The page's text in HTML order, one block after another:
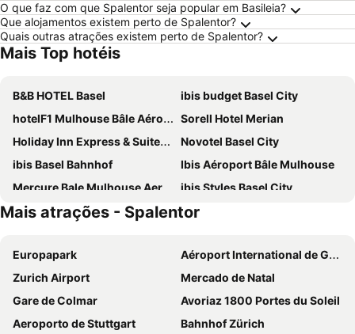
O que faz com que Spalentor seja popular em Basileia?
Que alojamentos existem perto de Spalentor?
Quais outras atrações existem perto de Spalentor?
Mais Top hotéis
B&B HOTEL Basel
ibis budget Basel City
hotelF1 Mulhouse Bâle Aéroport
Sorell Hotel Merian
Holiday Inn Express & Suites - Basel - Allschwil by IHG
Novotel Basel City
ibis Basel Bahnhof
Ibis Aéroport Bâle Mulhouse
Mercure Bale Mulhouse Aeroport
ibis Styles Basel City
Carathotel Basel/Weil am Rhein
Hotel Birsighof
Hotel Metropol Basel
Hotel Rheinfelderhof
Central City Hotel Rochat
easyHotel Basel
Courtyard by Marriott Basel
Best Western Hotel Dreiländerbrücke
Hotel City Inn
The Passage Urban & Lifestyle Hotel
Mais atrações - Spalentor
Europapark
Aéroport International de Genève - Geneva International Airport
Zurich Airport
Mercado de Natal
Gare de Colmar
Avoriaz 1800 Portes du Soleil
Aeroporto de Stuttgart
Bahnhof Zürich